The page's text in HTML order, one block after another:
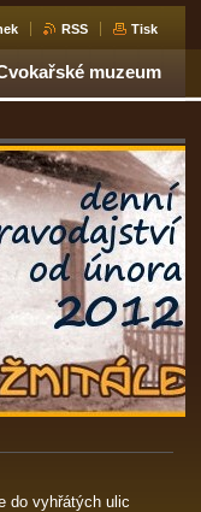
RSS Tisk
muzeum
do vyhřátých ulic